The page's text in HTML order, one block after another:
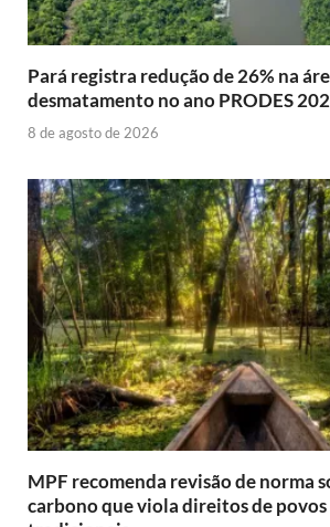
Pará registra redução de 26% na
desmatamento no ano PRODES
8 de agosto de 2026
MPF recomenda revisão de norma
carbono que viola direitos de